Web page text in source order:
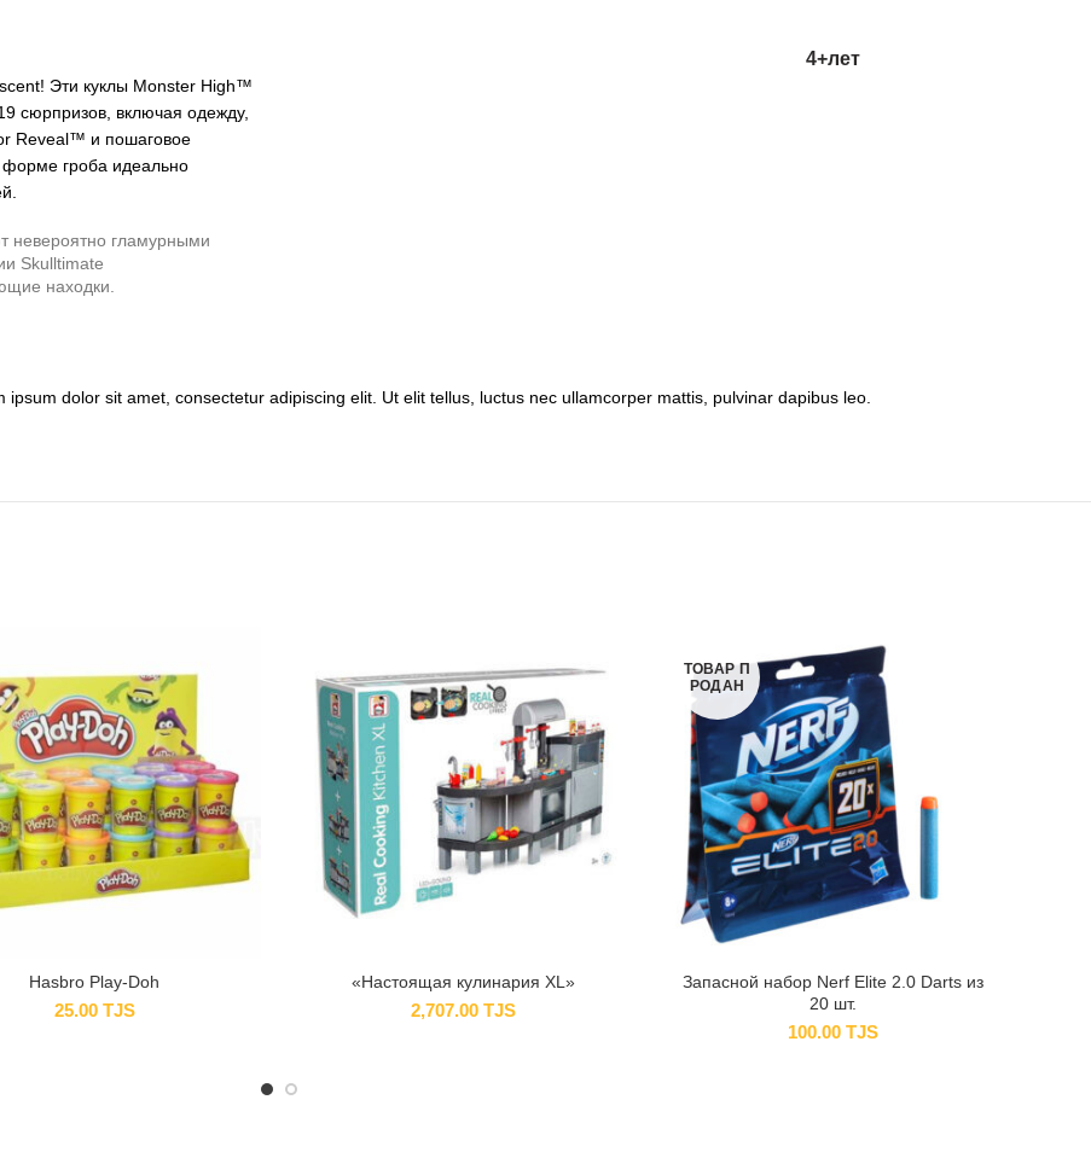
Эти куклы Monster High™
сюрпризов, включая одежду,
Reveal™ и пошаговое
гроба идеально
гламурными
Skulltimate
находки.
4+лет
dolor sit amet, consectetur adipiscing elit. Ut elit tellus, luctus nec ullamcorper mattis, pulvinar dapibus leo.
Hasbro Play-Doh
25.00 TJS
«Настоящая кулинария XL»
2,707.00TJS
ТОВАР П
РОДАН
Запасной набор Nerf Elite 2.0 Darts из
20 шт.
100.00 TJS